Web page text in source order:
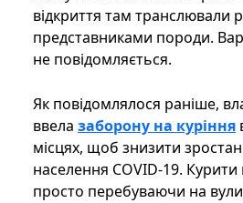
відкриття там транслювали
представниками породи.
не повідомляється.
Як повідомлялося раніше,
ввела заборону на куріння
місцях, щоб знизити
населення COVID-19.
просто перебуваючи на